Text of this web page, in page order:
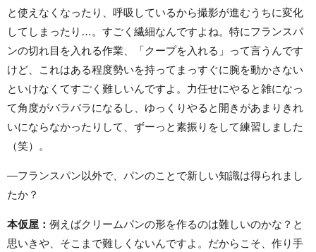
と使えなくなったり、呼吸しているから撮影が進むうちに変化
してしまったり…。すごく繊細なんですよね。特にフランスパ
ンの切れ目を入れる作業、「クープを入れる」って言うんです
けど、これはある程度勢いを持ってまっすぐに腕を動かさない
といけなくてすごく難しいんですよ。力任せにやると雑になっ
て角度がバラバラになるし、ゆっくりやると開きがあまりきれ
いにならなかったりして、ずーっと素振りをして練習しました
（笑）。
―フランスパン以外で、パンのことで新しい知識は得られまし
たか？
本仮屋： 例えばクリームパンの形を作るのは難しいのかな？と
思いきや、そこまで難しくないんですよ。だからこそ、作り手